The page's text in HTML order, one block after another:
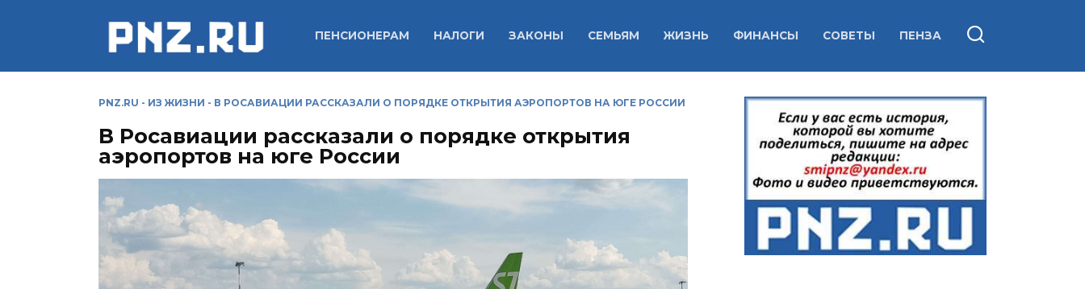
ПЕНСИОНЕРАМ НАЛОГИ ЗАКОНЫ СЕМЬЯМ ЖИЗНЬ ФИНАНСЫ СОВЕТЫ ПЕНЗА
PNZ.RU - ИЗ ЖИЗНИ - В РОСАВИАЦИИ РАССКАЗАЛИ О ПОРЯДКЕ ОТКРЫТИЯ АЭРОПОРТОВ НА ЮГЕ РОССИИ
В Росавиации рассказали о порядке открытия
аэропортов на юге России